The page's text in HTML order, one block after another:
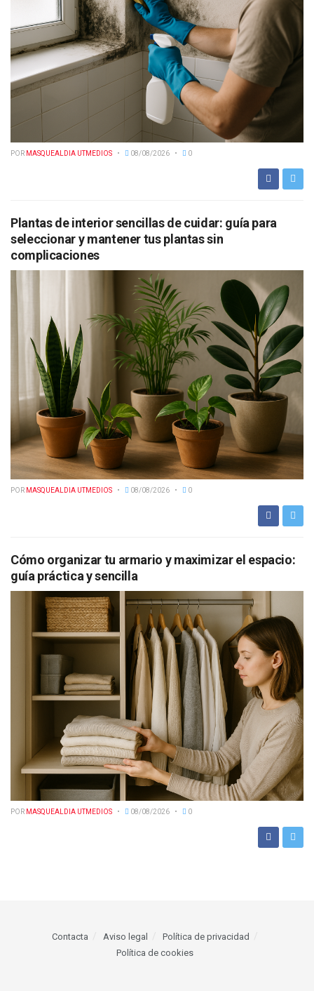
POR MASQUEALDIA UTMEDIOS 08/08/2026 0
Plantas de interior sencillas de cuidar: guía para
seleccionar y mantener tus plantas sin
complicaciones
POR MASQUEALDIA UTMEDIOS 08/08/2026 0
Cómo organizar tu armario y maximizar el espacio:
guía práctica y sencilla
POR MASQUEALDIA UTMEDIOS 08/08/2026 0
Contacta Aviso legal
Política de privacidad
Política de cookies